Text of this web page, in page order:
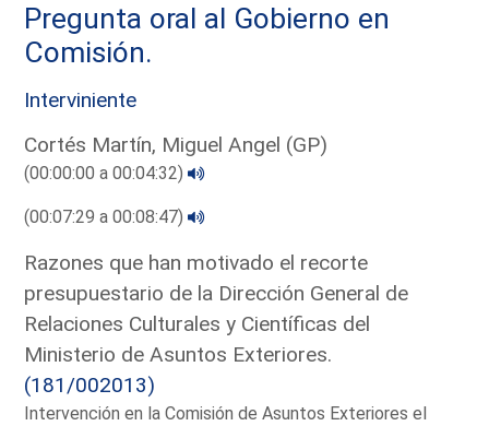
Pregunta oral al Gobierno en
Comisión.
Interviniente
Cortés Martín, Miguel Angel (GP)
(00:00:00 a 00:04:32)
(00:07:29 a 00:08:47)
Razones que han motivado el recorte
presupuestario de la Dirección General de
Relaciones Culturales y Científicas del
Ministerio de Asuntos Exteriores.
(181/002013)
Intervención en la Comisión de Asuntos Exteriores el